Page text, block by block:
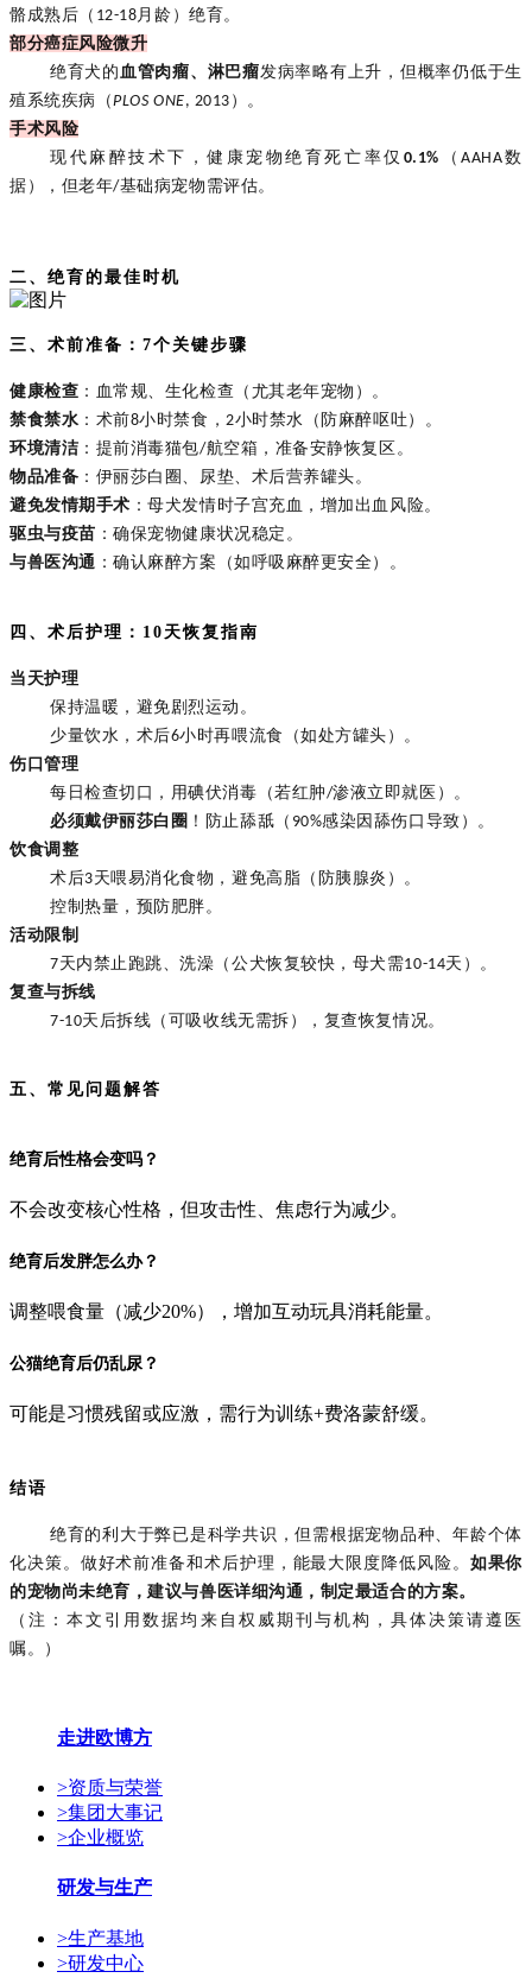
骼成熟后（ 12-18 月龄）绝育。
部分癌症风险微升
绝育犬的 血管肉瘤、淋巴瘤发病率略有上升，但概率仍低于生
殖系统疾病（PLOS ONE, 2013 ）。
手术风险
现代麻醉技术下，健康宠物绝育死亡率仅 0.1% （AAHA数
据），但老年/基础病宠物需评估。
二、绝育的最佳时机
三、术前准备：7个关键步骤
健康检查 ：血常规、生化检查（尤其老年宠物）。
禁食禁水 ：术前8小时禁食， 2小时禁水（防麻醉呕吐）。
环境清洁 ：提前消毒猫包/航空箱，准备安静恢复区。
物品准备 ：伊丽莎白圈、尿垫、术后营养罐头。
避免发情期手术 ：母犬发情时子宫充血，增加出血风险。
驱虫与疫苗 ：确保宠物健康状况稳定。
与兽医沟通 ：确认麻醉方案（如呼吸麻醉更安全）。
四、术后护理：10天恢复指南
当天护理
保持温暖，避免剧烈运动。
少量饮水，术后6小时再喂流食（如处方罐头）。
伤口管理
每日检查切口，用碘伏消毒（若红肿/渗液立即就医）。
必须戴伊丽莎白圈 ！防止舔舐（ 90%感染因舔伤口导致）。
饮食调整
术后3天喂易消化食物，避免高脂（防胰腺炎）。
控制热量，预防肥胖。
活动限制
7天内禁止跑跳、洗澡（公犬恢复较快，母犬需10-14天）。
复查与拆线
7-10天后拆线（可吸收线无需拆），复查恢复情况。
五、常见问题解答
绝育后性格会变吗？
不会改变核心性格，但攻击性、焦虑行为减少。
绝育后发胖怎么办？
调整喂食量（减少20%），增加互动玩具消耗能量。
公猫绝育后仍乱尿？
可能是习惯残留或应激，需行为训练+费洛蒙舒缓。
结语
绝育的利大于弊已是科学共识，但需根据宠物品种、年龄个体
化决策。做好术前准备和术后护理，能最大限度降低风险。 如果你
的宠物尚未绝育，建议与兽医详细沟通，制定最适合的方案。
（注：本文引用数据均来自权威期刊与机构，具体决策请遵医
嘱。）
走进欧博方
>资质与荣誉
>集团大事记
>企业概览
研发与生产
>生产基地
>研发中心